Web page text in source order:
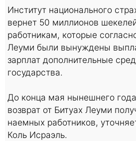
Институт национального
вернет 50 миллионов
работникам, которые
Леуми были вынуждены
зарплат дополнительные
государства.
До конца мая нынешнего
возврат от Битуах Леуми
наемных работников,
Коль Исраэль.